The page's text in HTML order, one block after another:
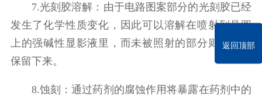
返回顶部
7.光刻胶溶解：由于电路图案部分的光刻胶已经
发生了化学性质变化，因此可以溶解在喷射到晶圆
上的强碱性显影液里，而未被照射的部分则会完整
保留下来。
8.蚀刻：通过药剂的腐蚀作用将暴露在药剂中的